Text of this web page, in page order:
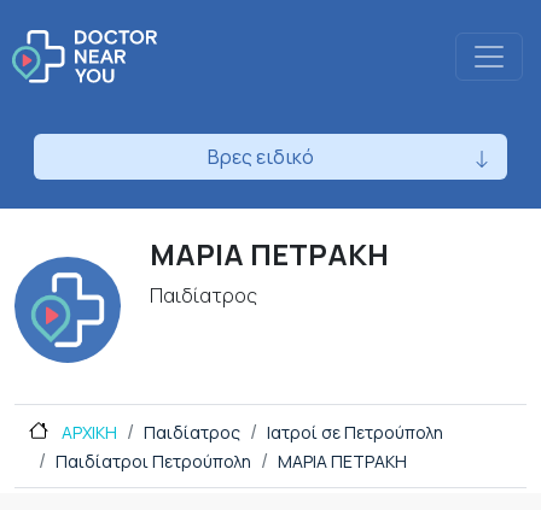
Βρες ειδικό
ΜΑΡΙΑ ΠΕΤΡΑΚΗ
Παιδίατρος
ΑΡΧΙΚΗ Παιδίατρος
Ιατροί σε Πετρούπολη
Παιδίατροι Πετρούπολη
ΜΑΡΙΑ ΠΕΤΡΑΚΗ